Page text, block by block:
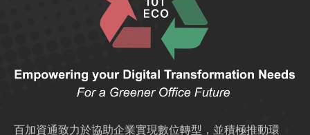
百加資通致力於協助企業實現數位轉型，並積極推動環